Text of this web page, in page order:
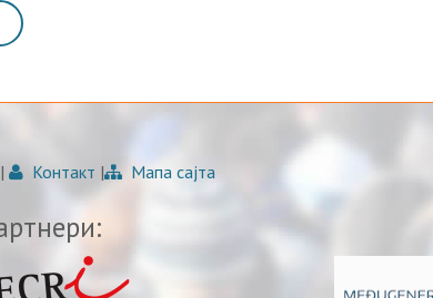
| Контакт | Мапа сајта